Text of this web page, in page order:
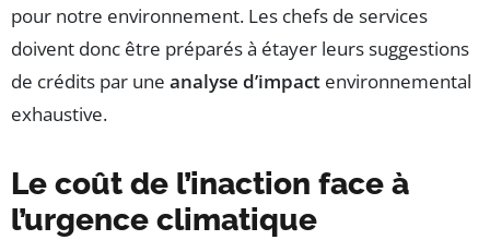
pour notre environnement. Les chefs de services
doivent donc être préparés à étayer leurs suggestions
de crédits par une analyse d’impact environnemental
exhaustive.
Le coût de l’inaction face à
l’urgence climatique